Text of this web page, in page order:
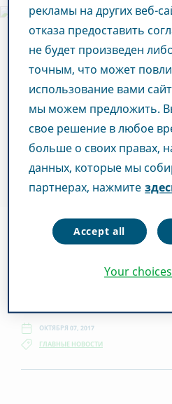
ОКТЯБРЯ 07, 2017
ГЛАВНЫЕ НОВОСТИ
рекламы на других веб-
отказа предоставить
не будет произведен
точным, что может
использование вами
мы можем предложить.
свое решение в любое
больше о своих правах,
данных, которые мы
партнерах, нажмите
Accept all
Your choices